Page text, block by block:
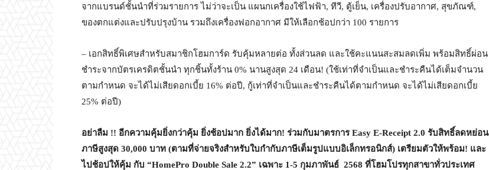
จากแบรนด์ชั้นนำที่ร่วมรายการ ไม่ว่าจะเป็น แผนกเครื่องใช้ไฟฟ้า, ทีวี, ตู้เย็น, เครื่องปรับอากาศ, สุขภัณฑ์,
ของตกแต่งและปรับปรุงบ้าน รวมถึงเครื่องฟอกอากาศ มีให้เลือกช้อปกว่า 100 รายการ
– เอกสิทธิ์พิเศษสำหรับสมาชิกโฮมการ์ด รับคุ้มหลายต่อ ทั้งส่วนลด และใช้คะแนนสะสมลดเพิ่ม พร้อมสิทธิ์ผ่อน
ชำระจากบัตรเครดิตชั้นนำ ทุกชิ้นทั้งร้าน 0% นานสูงสุด 24 เดือน! (ใช้เท่าที่จำเป็นและชำระคืนได้เต็มจำนวน
ตามกำหนด จะได้ไม่เสียดอกเบี้ย 16% ต่อปี, กู้เท่าที่จำเป็นและชำระคืนได้ตามกำหนด จะได้ไม่เสียดอกเบี้ย
25% ต่อปี)
อย่าลืม !! อีกความคุ้มยิ่งกว่าคุ้ม ยิ่งช้อปมาก ยิ่งได้มาก! ร่วมกับมาตรการ Easy E-Receipt 2.0 รับสิทธิ์ลดหย่อน
ภาษีสูงสุด 30,000 บาท (ตามที่จ่ายจริงสำหรับใบกำกับภาษีเต็มรูปแบบอิเล็กทรอนิกส์) เตรียมตัวให้พร้อม! และ
ไปช้อปให้คุ้ม กับ “HomePro Double Sale 2.2” เฉพาะ 1-5 กุมภาพันธ์ 2568 ที่โฮมโปรทุกสาขาทั่วประเทศ